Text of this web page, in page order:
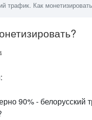
трафик. Как
90% - белорусский